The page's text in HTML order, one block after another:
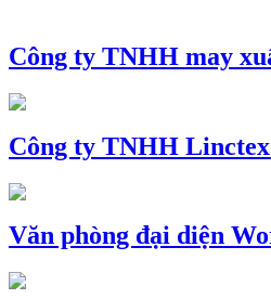
Công ty TNHH may
Công ty TNHH
Văn phòng đại diện